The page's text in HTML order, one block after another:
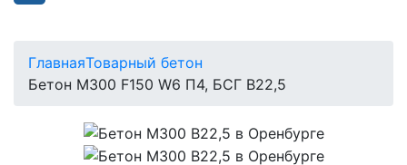
ГлавнаяТоварный бетон
Бетон М300 F150 W6 П4, БСГ В22,5